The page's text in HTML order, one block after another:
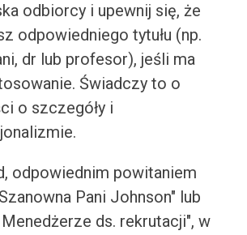
odbiorcy i upewnij się, że
odpowiedniego tytułu (np.
dr lub profesor), jeśli ma
Świadczy to o
o szczegóły i
odpowiednim powitaniem
Pani Johnson" lub
ds. rekrutacji", w